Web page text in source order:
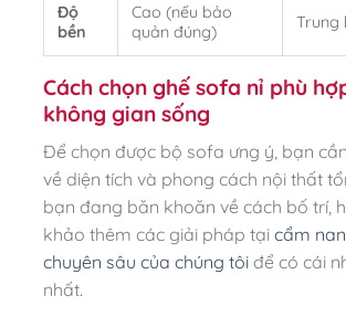
Độ
bền
Cao (nếu bảo
quản đúng)
Trung
Cách chọn ghế sofa nỉ phù
không gian sống
Để chọn được bộ sofa ưng ý, bạn
về diện tích và phong cách nội thất
bạn đang băn khoăn về cách bố trí,
khảo thêm các giải pháp tại cẩm
chuyên sâu của chúng tôi để có cái
nhất.